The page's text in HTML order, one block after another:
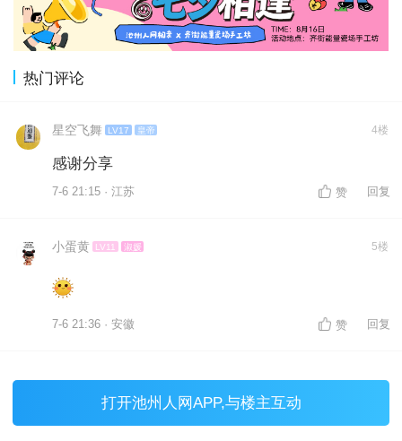
热门评论
星空飞舞 LV17 皇帝 4楼
感谢分享
7-6 21:15 · 江苏 赞 回复
小蛋黄 LV11 淑媛 5楼
7-6 21:36 · 安徽 赞 回复
打开池州人网APP,与楼主互动